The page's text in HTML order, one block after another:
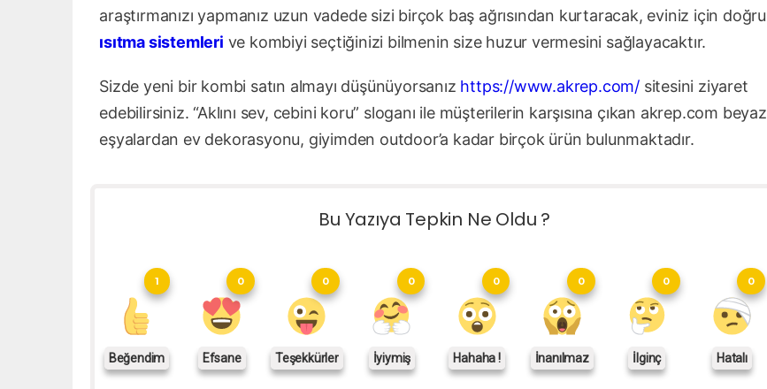
araştırmanızı yapmanız uzun vadede sizi birçok baş ağrısından kurtaracak, eviniz için doğru
ısıtma sistemleri ve kombiyi seçtiğinizi bilmenin size huzur vermesini sağlayacaktır.
Sizde yeni bir kombi satın almayı düşünüyorsanız https://www.akrep.com/ sitesini ziyaret
edebilirsiniz. “Aklını sev, cebini koru” sloganı ile müşterilerin karşısına çıkan akrep.com beyaz
eşyalardan ev dekorasyonu, giyimden outdoor’a kadar birçok ürün bulunmaktadır.
Bu Yazıya Tepkin Ne Oldu ?
Beğendim
1
Efsane
0
Teşekkürler
0
İyiymiş
0
Hahaha !
0
İnanılmaz
0
İlginç
0
Hatalı
0